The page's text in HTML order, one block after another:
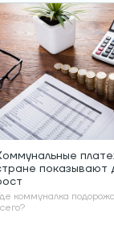
показывают
коммуналка